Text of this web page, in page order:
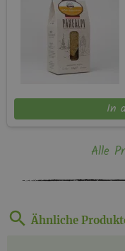
In
Alle
Ähnliche